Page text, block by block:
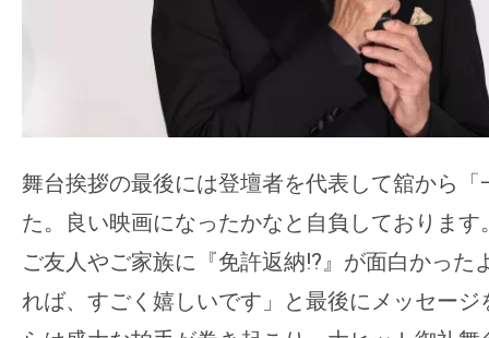
舞台挨拶の最後には登壇者を代表して舘から
た。良い映画になったかなと自負しておりま
ご友人やご家族に『免許返納!?』が面白かった
れば、すごく嬉しいです」と最後にメッセー